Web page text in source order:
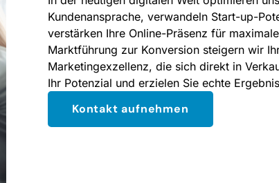
Kundenansprache, verwandeln Start-up-
verstärken Ihre Online-Präsenz für
Marktführung zur Konversion steigern wir
Marketingexzellenz, die sich direkt in
Ihr Potenzial und erzielen Sie echte
Kontakt aufnehmen